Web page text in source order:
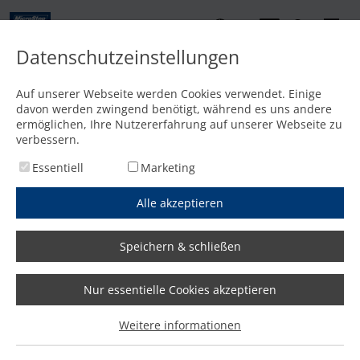
Startseite /Media/News/Individuelle Roboterlösungen von MicroStep gefragt
Individuelle Roboterlösungen
von MicroStep gefragt
Datenschutzeinstellungen
Auf unserer Webseite werden Cookies verwendet. Einige
davon werden zwingend benötigt, während es uns andere
ermöglichen, Ihre Nutzererfahrung auf unserer Webseite zu
verbessern.
Essentiell
Marketing
Alle akzeptieren
Speichern & schließen
Nur essentielle Cookies akzeptieren
Weitere informationen